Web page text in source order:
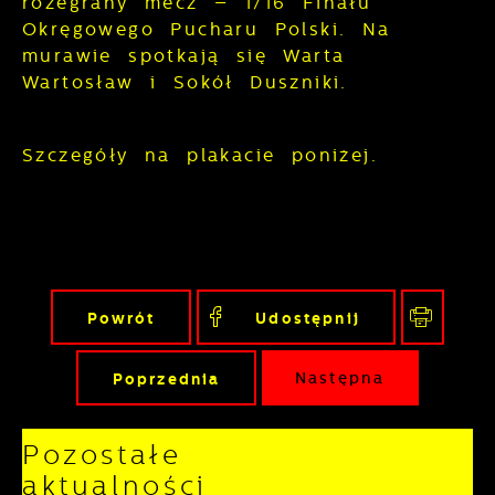
Okręgowego Pucharu Polski. Na
murawie spotkają się Warta
Wartosław i Sokół Duszniki.
Szczegóły na plakacie poniżej.
Powrót Udostępnij
Poprzednia Następna
Pozostałe
aktualności